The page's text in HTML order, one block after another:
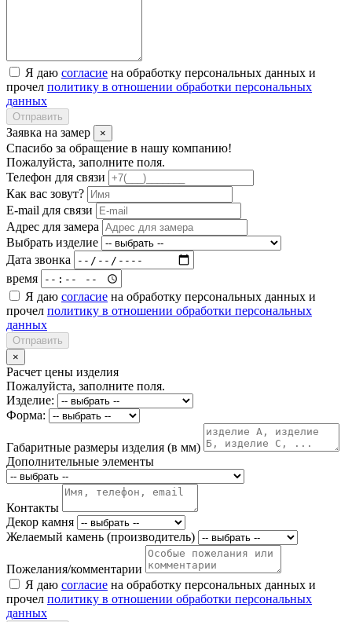
Я даю согласие на обработку персональных данных и
прочел политику в отношении обработки персональных
данных
Отправить
Заявка на замер ×
Спасибо за обращение в нашу компанию!
Пожалуйста, заполните поля.
Телефон для связи
Как вас зовут?
E-mail для связи
Адрес для замера
Выбрать изделие
Дата звонка
время
Я даю согласие на обработку персональных данных и
прочел политику в отношении обработки персональных
данных
Отправить
×
Расчет цены изделия
Пожалуйста, заполните поля.
Изделие:
Форма:
Габаритные размеры изделия (в мм)
Дополнительные элементы
Контакты
Декор камня
Желаемый камень (производитель)
Пожелания/комментарии
Я даю согласие на обработку персональных данных и
прочел политику в отношении обработки персональных
данных